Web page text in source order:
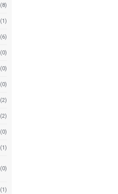
(8)
(1)
(6)
(0)
(0)
(0)
(2)
(2)
(0)
(1)
(0)
(1)